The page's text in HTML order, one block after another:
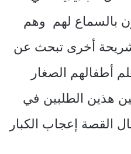
بالسماع لهم وهم
شريحة أخرى تبحث عن
أطفالهم الصغار
هذين الطلبين في
القصة إعجاب الكبار